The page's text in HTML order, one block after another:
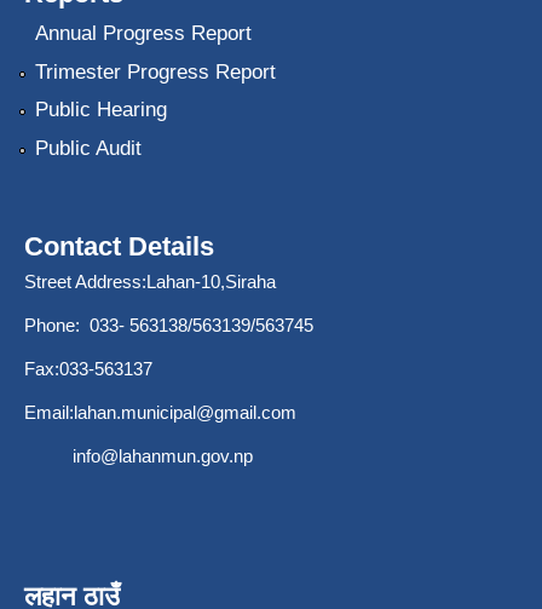
Annual Progress Report
Trimester Progress Report
Public Hearing
Public Audit
Contact Details
Street Address:Lahan-10,Siraha
Phone: 033- 563138/563139/563745
Fax:033-563137
Email:lahan.municipal@gmail.com
info@lahanmun.gov.np
लहान ठाउँ